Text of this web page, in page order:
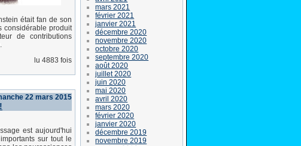
était fan de son
considérable produit
de contributions
lu 4883 fois
22 mars 2015
est aujourd'hui
sur tout le
mars 2021
février 2021
janvier 2021
décembre 2020
novembre 2020
octobre 2020
septembre 2020
août 2020
juillet 2020
juin 2020
mai 2020
avril 2020
mars 2020
février 2020
janvier 2020
décembre 2019
novembre 2019